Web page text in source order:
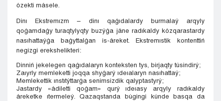
ózekti másele.
Dinı Ekstremızm – dinı qaǵıdalardy burmalaý arqyly
qoǵamdaǵy turaqtylyqty buzýǵa jáne radıkaldy kózqarastardy
nasıhattaýǵa baǵyttalǵan is-áreket. Ekstremıstik kontenttiń
negizgi erekshelikteri:
Dinniń jekelegen qaǵıdalaryn konteksten tys, birjaqty túsindirý;
Zaıyrly memleketti joqqa shyǵarý ıdeıalaryn nasıhattaý;
Memlekettik ınstıtýttarǵa senimsizdik qalyptastyrý;
Jastardy «ádiletti qoǵam» qurý ıdeıasy arqyly radıkaldy
áreketke ıtermeleý. Qazaqstanda búgingi kúnde basqa da